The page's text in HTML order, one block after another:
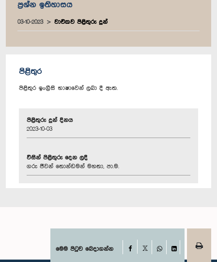
ප්‍රශ්න ඉතිහාසය
03-10-2023 වාචිකව පිළිතුරු දුන්
පිළිතුර
පිළිතුර ඉංග්‍රීසි භාෂාවෙන් ලබා දී ඇත.
පිළිතුරු දුන් දිනය
2023-10-03
විසින් පිළිතුරු දෙන ලදී
ගරු ජීවන් තොන්ඩමන් මහතා, පා.ම.
මෙම පිටුව බෙදාගන්න Facebook
WhatsAppLinkedIn